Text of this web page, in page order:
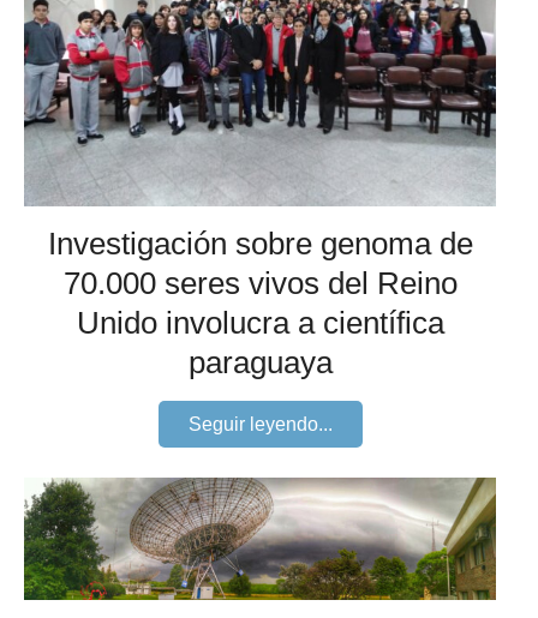
Investigación sobre genoma de
70.000 seres vivos del Reino
Unido involucra a científica
paraguaya
Seguir leyendo...